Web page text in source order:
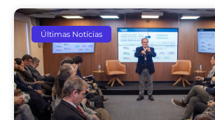
Últimas Notícias